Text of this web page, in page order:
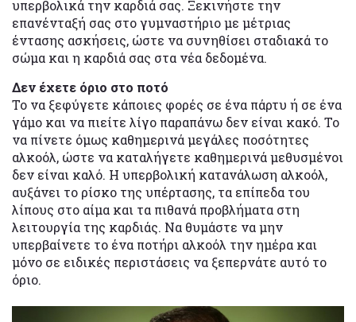
υπερβολικά την καρδιά σας. Ξεκινήστε την
επανένταξή σας στο γυμναστήριο με μέτριας
έντασης ασκήσεις, ώστε να συνηθίσει σταδιακά το
σώμα και η καρδιά σας στα νέα δεδομένα.
Δεν έχετε όριο στο ποτό
Το να ξεφύγετε κάποιες φορές σε ένα πάρτυ ή σε ένα
γάμο και να πιείτε λίγο παραπάνω δεν είναι κακό. Το
να πίνετε όμως καθημερινά μεγάλες ποσότητες
αλκοόλ, ώστε να καταλήγετε καθημερινά μεθυσμένοι
δεν είναι καλό. Η υπερβολική κατανάλωση αλκοόλ,
αυξάνει το ρίσκο της υπέρτασης, τα επίπεδα του
λίπους στο αίμα και τα πιθανά προβλήματα στη
λειτουργία της καρδιάς. Να θυμάστε να μην
υπερβαίνετε το ένα ποτήρι αλκοόλ την ημέρα και
μόνο σε ειδικές περιστάσεις να ξεπερνάτε αυτό το
όριο.